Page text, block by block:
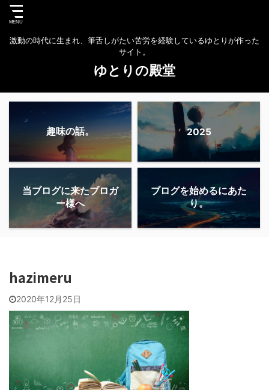
激動の時代に生まれ、筆舌しがたい苦労を経験しているゆとりが作った
サイト。
ゆとりの殿堂
趣味の話。 2025
当ブログに来たブロガ
ー様へ
ブログを始めるにあた
り。
hazimeru
2020年12月25日